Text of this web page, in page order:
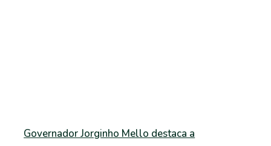
Governador Jorginho Mello destaca a